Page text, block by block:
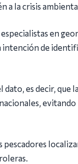
a la crisis
en
intención de
dato, es decir, que